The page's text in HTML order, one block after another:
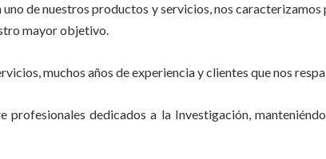
de nuestros productos y servicios, nos
mayor objetivo.
muchos años de experiencia y clientes que nos
profesionales dedicados a la Investigación,